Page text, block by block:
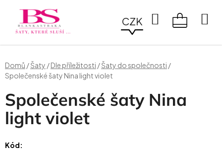
obsah
CZK
Hledat
Domů /Šaty /Dle příležitosti /Šaty do společnosti /
Společenské šaty Nina light violet
Společenské šaty Nina
light violet
Kód: